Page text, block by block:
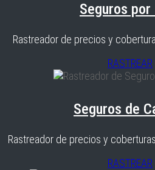
Seguros por
Rastreador de precios y
RASTREAR
Seguros de
Rastreador de precios y
RASTREAR